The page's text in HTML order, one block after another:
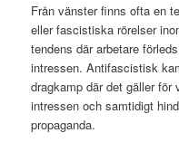
Från vänster finns ofta en
eller fascistiska rörelser
tendens där arbetare
intressen. Antifascistisk
dragkamp där det gäller för
intressen och samtidigt
propaganda.